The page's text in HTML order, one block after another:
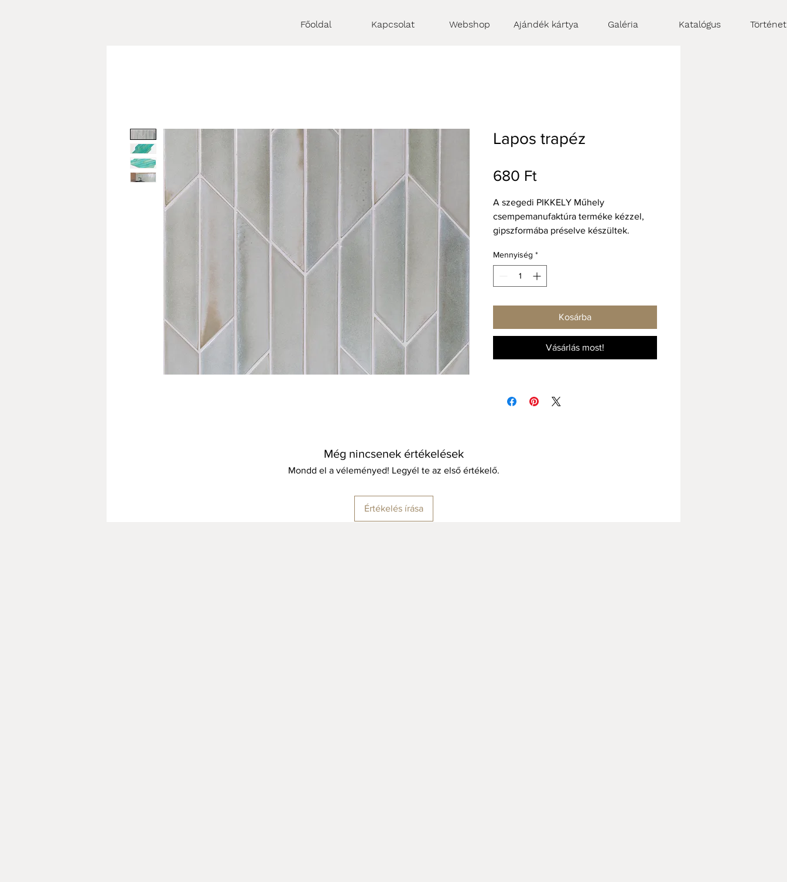
Főoldal Kapcsolat Webshop Ajándék kártya Galéria Katalógus
Lapos trapéz
680 Ft
A szegedi PIKKELY Műhely
csempemanufaktúra terméke kézzel,
gipszformába préselve készültek.
rakásminta variációival elegáns
kiegészítője egy álom
konyha/fürdőszoba enteriőrjének.
Termékeinket tömörre égetjük, ezért
kültérre is alkalmazhatóak.
Fix 8mm-es anyagvastagsággal
Feltüntetett árunk egy darab
Mennyiség *
Kosárba
Vásárlás most!
Még nincsenek értékelések
Mondd el a véleményed! Legyél te az első értékelő.
Értékelés írása